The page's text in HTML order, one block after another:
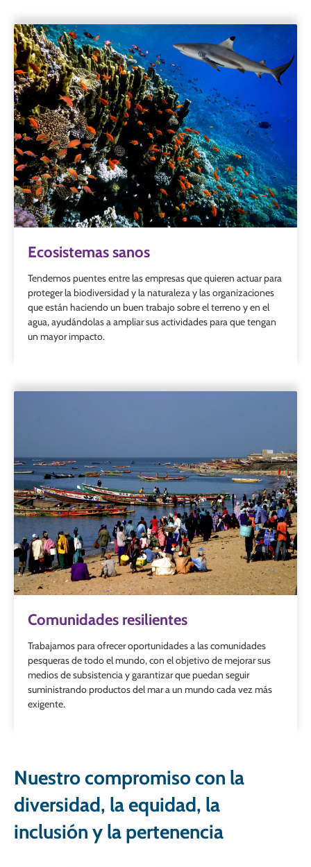
Ecosistemas sanos
Tendemos puentes entre las empresas que quieren actuar para
proteger la biodiversidad y la naturaleza y las organizaciones
que están haciendo un buen trabajo sobre el terreno y en el
agua, ayudándolas a ampliar sus actividades para que tengan
un mayor impacto.
Comunidades resilientes
Trabajamos para ofrecer oportunidades a las comunidades
pesqueras de todo el mundo, con el objetivo de mejorar sus
medios de subsistencia y garantizar que puedan seguir
suministrando productos del mar a un mundo cada vez más
exigente.
Nuestro compromiso con la
diversidad, la equidad, la
inclusión y la pertenencia